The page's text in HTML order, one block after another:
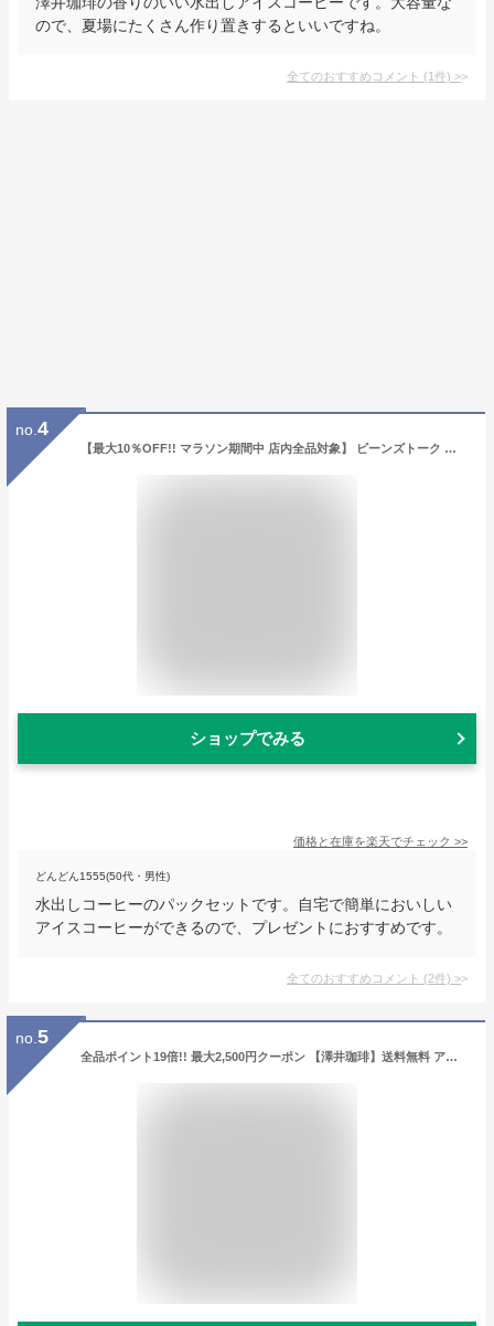
ので、夏場にたくさん作り置きするといいですね。
全てのおすすめコメント (1件) >
no. 4
【最大10％OFF!! マラソン期間中 店内全品対象】 ビーンズトーク 水出しコーヒー パック 35g×25個入 アイスコーヒー 約100杯分 水出しコーヒー アイス珈琲 珈琲 バッグ 福袋 コールドブリュー お中元 coffee
ショップでみる
価格と在庫を楽天でチェック >>
どんどん1555(50代・男性)
水出しコーヒーのパックセットです。自宅で簡単においしい
アイスコーヒーができるので、プレゼントにおすすめです。
全てのおすすめコメント (2件) >
no. 5
全品ポイント19倍!! 最大2,500円クーポン 【澤井珈琲】送料無料 アイスでポン!水出し珈琲パック福袋（1袋10パック入り×2）（アイスコーヒー/水出しコーヒー/コールドブリュー/フィルター不要）【キャッシュレス5%還元】 楽天スーパーSALE